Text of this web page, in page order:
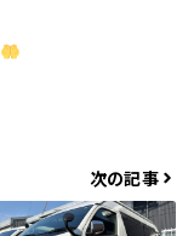
次の記事